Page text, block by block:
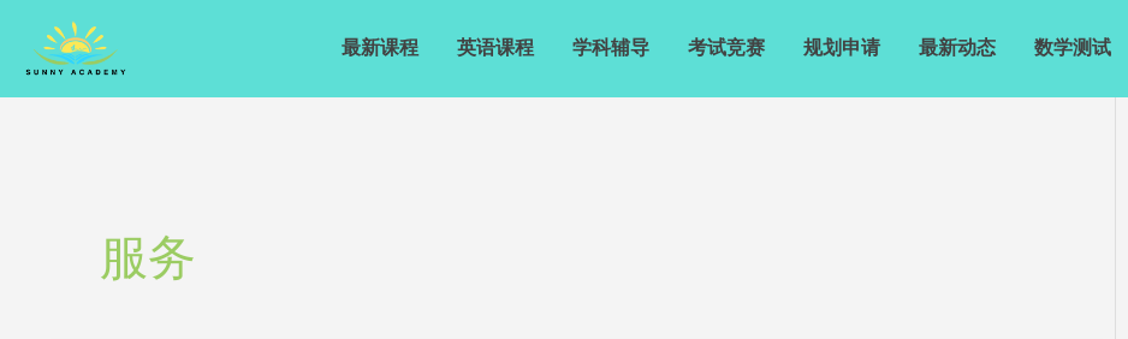
content
最新课程 英语课程 学科辅导 考试竞赛 规划申请 最新动态 数学测试
服务